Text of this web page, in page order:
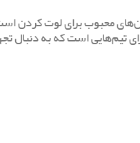
محبوب برای لوت کردن
تیم‌هایی است که به دنبال